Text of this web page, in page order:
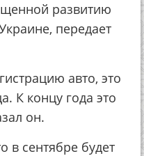
развитию
передает
авто, это
К концу года это
он.
в сентябре будет